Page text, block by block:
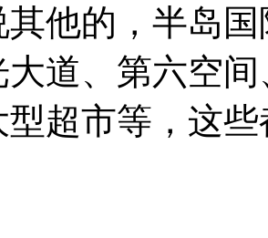
其他的，半岛
大道、第六空
型超市等，这